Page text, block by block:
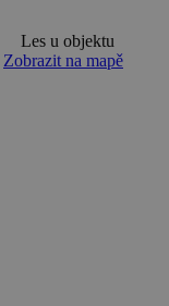
Les u objektu
Zobrazit na mapě